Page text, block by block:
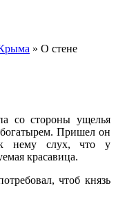
» О стене
со стороны ущелья
Пришел он
нему слух, что у
красавица.
чтоб князь